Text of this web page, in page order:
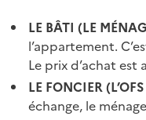
LE BÂTI (LE
l’appartement.
Le prix d’achat est
LE FONCIER
échange, le